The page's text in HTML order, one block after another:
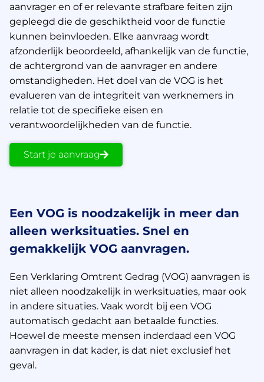
aanvrager en of er relevante strafbare feiten zijn
gepleegd die de geschiktheid voor de functie
kunnen beïnvloeden. Elke aanvraag wordt
afzonderlijk beoordeeld, afhankelijk van de functie,
de achtergrond van de aanvrager en andere
omstandigheden. Het doel van de VOG is het
evalueren van de integriteit van werknemers in
relatie tot de specifieke eisen en
verantwoordelijkheden van de functie.
Start je aanvraag
Een VOG is noodzakelijk in meer dan
alleen werksituaties. Snel en
gemakkelijk VOG aanvragen.
Een Verklaring Omtrent Gedrag (VOG) aanvragen is
niet alleen noodzakelijk in werksituaties, maar ook
in andere situaties. Vaak wordt bij een VOG
automatisch gedacht aan betaalde functies.
Hoewel de meeste mensen inderdaad een VOG
aanvragen in dat kader, is dat niet exclusief het
geval.